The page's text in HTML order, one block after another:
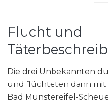
Flucht und
Die drei Unbekannten
und flüchteten dann mit
Bad Münstereifel-